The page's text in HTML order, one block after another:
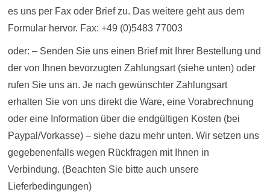
es uns per Fax oder Brief zu. Das weitere geht aus dem
Formular hervor. Fax: +49 (0)5483 77003
oder: – Senden Sie uns einen Brief mit Ihrer Bestellung und
der von Ihnen bevorzugten Zahlungsart (siehe unten) oder
rufen Sie uns an. Je nach gewünschter Zahlungsart
erhalten Sie von uns direkt die Ware, eine Vorabrechnung
oder eine Information über die endgültigen Kosten (bei
Paypal/Vorkasse) – siehe dazu mehr unten. Wir setzen uns
gegebenenfalls wegen Rückfragen mit Ihnen in
Verbindung. (Beachten Sie bitte auch unsere
Lieferbedingungen)